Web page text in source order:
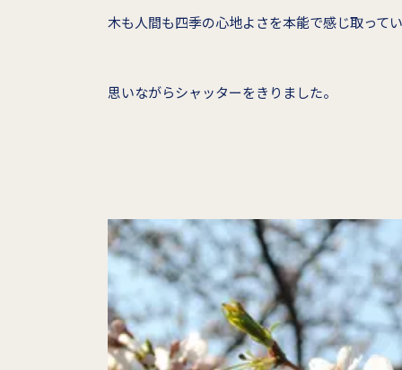
木も人間も四季の心地よさを本能で感じ取って
思いながらシャッターをきりました。